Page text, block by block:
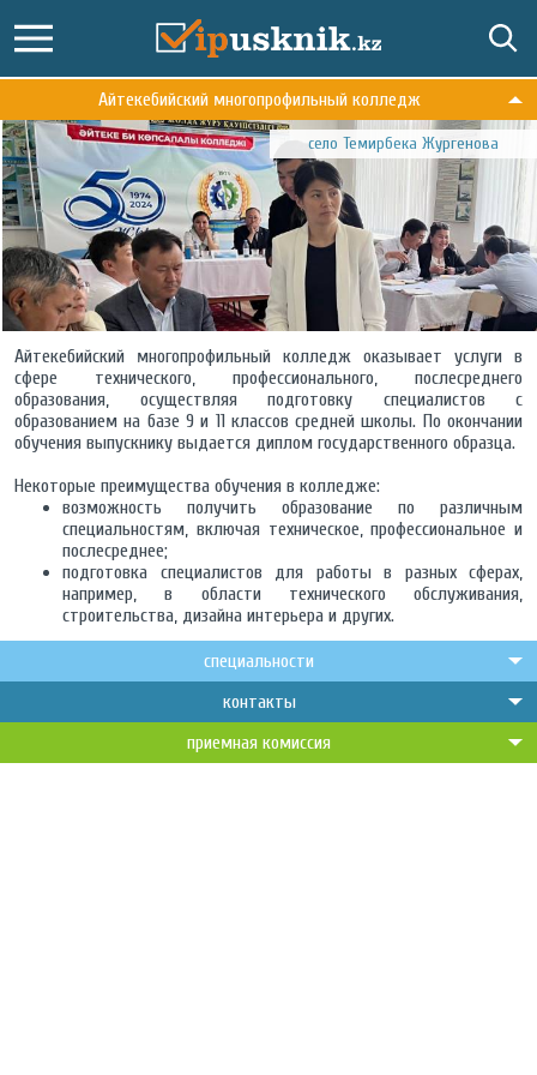
Айтекебийский многопрофильный колледж
село Темирбека Жургенова
Айтекебийский многопрофильный колледж оказывает услуги в
сфере технического, профессионального, послесреднего
образования, осуществляя подготовку специалистов с
образованием на базе 9 и 11 классов средней школы. По окончании
обучения выпускнику выдается диплом государственного образца.
Некоторые преимущества обучения в колледже:
возможность получить образование по различным
специальностям, включая техническое, профессиональное и
послесреднее;
подготовка специалистов для работы в разных сферах,
например, в области технического обслуживания,
строительства, дизайна интерьера и других.
специальности
контакты
приемная комиссия